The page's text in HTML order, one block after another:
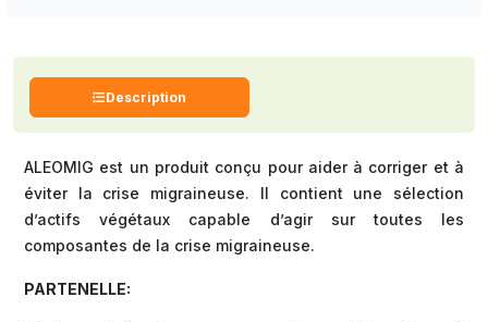
Description
ALEOMIG est un produit conçu pour aider à corriger et à
éviter la crise migraineuse. Il contient une sélection
d’actifs végétaux capable d’agir sur toutes les
composantes de la crise migraineuse.
PARTENELLE: